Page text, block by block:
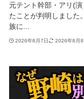
元テント幹部・アリ(
たことが判明しました
族に...
2026年8月7日 2026年8月8